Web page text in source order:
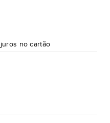
no cartão